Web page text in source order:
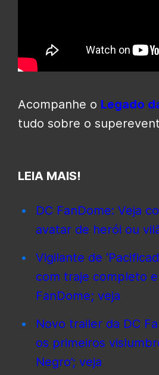
Acompanhe o Legado
tudo sobre o
LEIA MAIS!
DC FanDome: Veja
avatar de herói ou
Vigilante de
com traje completo
FanDome; veja
Novo trailer da DC
os primeiros
Negro’; veja